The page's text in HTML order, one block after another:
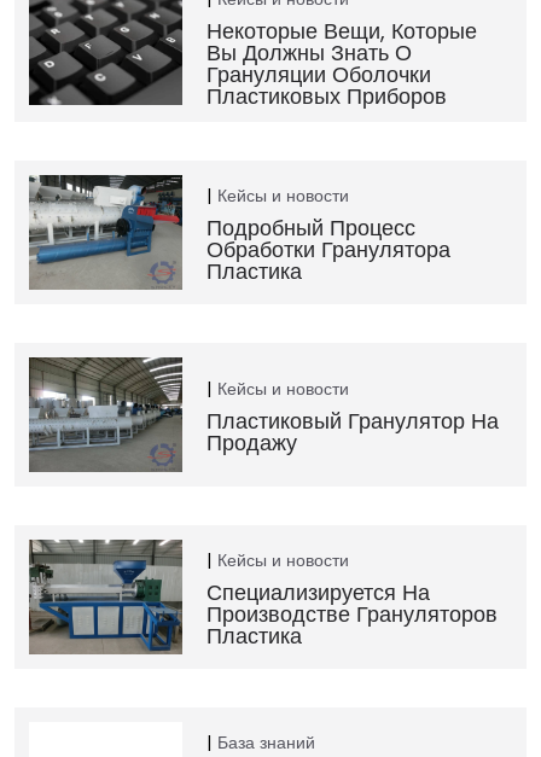
Некоторые Вещи, Которые
Вы Должны Знать О
Грануляции Оболочки
Пластиковых Приборов
Кейсы и новости
Подробный Процесс
Обработки Гранулятора
Пластика
Кейсы и новости
Пластиковый Гранулятор На
Продажу
Кейсы и новости
Специализируется На
Производстве Грануляторов
Пластика
База знаний